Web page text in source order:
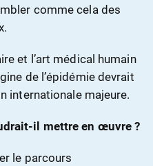
comme cela des
et l’art médical humain
de l’épidémie devrait
internationale majeure.
il mettre en œuvre ?
le parcours